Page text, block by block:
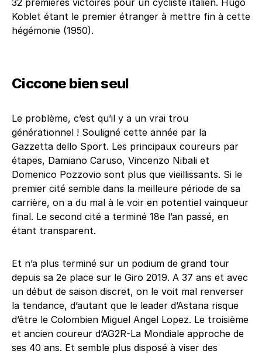
32 premières victoires pour un cycliste italien. Hugo
Koblet étant le premier étranger à mettre fin à cette
hégémonie (1950).
Ciccone bien seul
Le problème, c’est qu’il y a un vrai trou
générationnel ! Souligné cette année par la
Gazzetta dello Sport. Les principaux coureurs par
étapes, Damiano Caruso, Vincenzo Nibali et
Domenico Pozzovio sont plus que vieillissants. Si le
premier cité semble dans la meilleure période de sa
carrière, on a du mal à le voir en potentiel vainqueur
final. Le second cité a terminé 18e l’an passé, en
étant transparent.
Et n’a plus terminé sur un podium de grand tour
depuis sa 2e place sur le Giro 2019. A 37 ans et avec
un début de saison discret, on le voit mal renverser
la tendance, d’autant que le leader d’Astana risque
d’être le Colombien Miguel Angel Lopez. Le troisième
et ancien coureur d’AG2R-La Mondiale approche de
ses 40 ans. Et semble plus disposé à viser des